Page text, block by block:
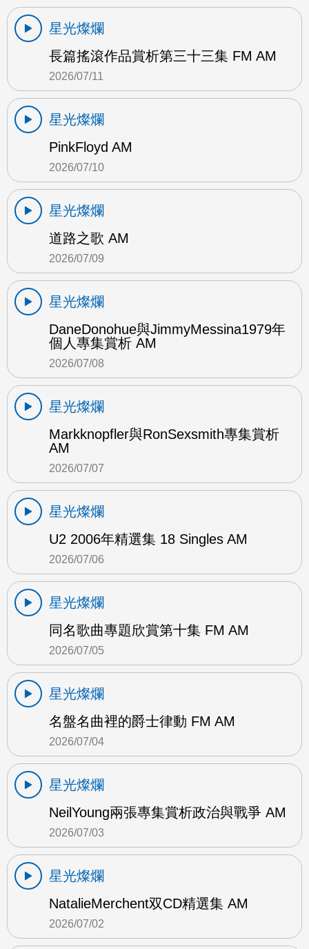
星光燦爛
長篇搖滾作品賞析第三十三集 FM AM
2026/07/11
星光燦爛
PinkFloyd AM
2026/07/10
星光燦爛
道路之歌 AM
2026/07/09
星光燦爛
DaneDonohue與JimmyMessina1979年
個人專集賞析 AM
2026/07/08
星光燦爛
Markknopfler與RonSexsmith專集賞析
AM
2026/07/07
星光燦爛
U2 2006年精選集 18 Singles AM
2026/07/06
星光燦爛
同名歌曲專題欣賞第十集 FM AM
2026/07/05
星光燦爛
名盤名曲裡的爵士律動 FM AM
2026/07/04
星光燦爛
NeilYoung兩張專集賞析政治與戰爭 AM
2026/07/03
星光燦爛
NatalieMerchent双CD精選集 AM
2026/07/02